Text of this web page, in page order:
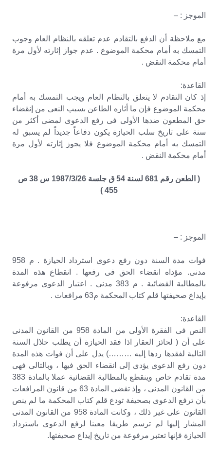
الموجز : –
مع ملاحظة أن الدفع بالتقادم عدم تعلقه بالنظام العام وجوب
التمسك به أمام محكمة الموضوع . عدم جواز إثارته لأول مرة
أمام محكمة النقض .
القاعدة:
إذ كان التقادم لا يتعلق بالنظام العام ويجب التمسك به أمام
محكمة الموضوع فإن ما أثاره الطاعن بسبب النعى من إنقضاء
حق المطعون ضدها الأولى فى رفع الدعوى لمضى أكثر من
سنة على تاريخ سلب الحيازة يكون دفاعاً جديداً لم يسبق له
التمسك به أمام محكمة الموضوع فلا يجوز إثارته لأول مرة
أمام محكمة النقض .
( الطعن رقم 681 لسنة 54 ق جلسة 1987/3/26 س 38 ص
455 )
الموجز : –
فوات مدة السنة دون رفع دعوى استرداد الحيازة . م 958
مدنى. مؤداه انقضاء الحق فى رفعها . انقطاع هذه المدة
بالمطالبة القضائية . م 383 مدنى . اعتبار الدعوى مرفوعة
بإيداع صحيفتها قلم كتاب المحكمة م63 مرافعات .
القاعدة:
النص فى الفقرة الأولى من المادة 958 من القانون المدنى
على أن ( لحائز العقار اذا فقد الحيازة أن يطلب خلال السنة
التالية لفقدها ردها إليه ………) يدل على أن فوات هذه المدة
دون رفع الدعوى يؤدى إلى انقضاء الحق فيها ، وبالتالى فهى
مدة تقادم خاص وينقطع بالمطالبة القضائية عملا بالمادة 383
من القانون المدنى ، وإذ تقضى المادة 63 من قانون المرافعات
بأن ترفع الدعوى بصحيفة تودع قلم كتاب المحكمة ما لم ينص
القانون على غير ذلك ، وكانت المادة 958 من القانون المدنى
المشار إليها لم ترسم طريقا معينا لرفع الدعوى باسترداد
الحيازة فإنها تعتبر مرفوعة من تاريخ إيداع صحيفتها.